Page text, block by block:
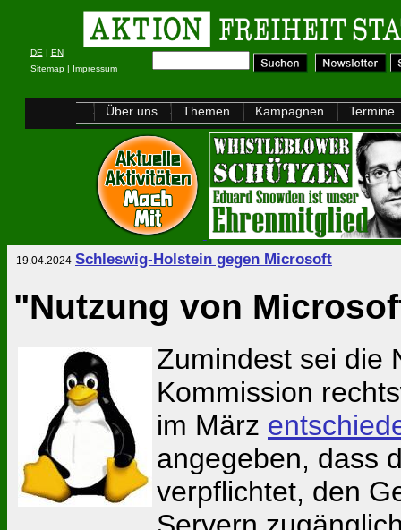
DE | EN
Sitemap| Impressum
Über uns Themen Kampagnen Termine
19.04.2024 Schleswig-Holstein gegen Microsoft
"Nutzung von
Zumindest sei die
Kommission
im März
angegeben, dass
verpflichtet, den